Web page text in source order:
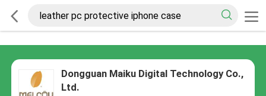
Dongguan Maiku Digital Technology Co.,
Ltd.